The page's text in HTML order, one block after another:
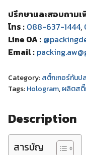
ปรึกษาและสอบถามเ
โทร : 088-637-1444,
Line OA :
Email :
Category:สติ๊กเกอร์กันป
Tags:Hologram,ผลิตสติ๊
Description
สารบัญ